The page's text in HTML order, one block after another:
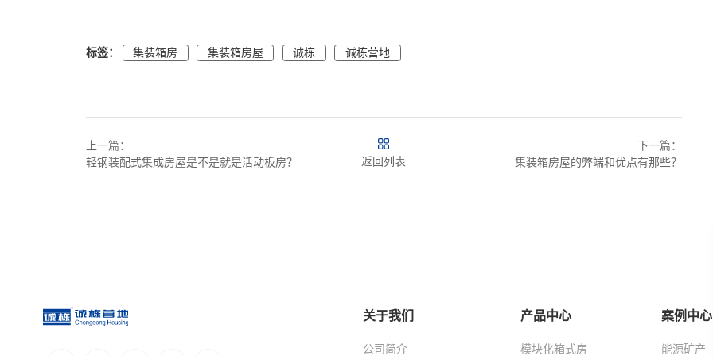
标签： 集装箱房 集装箱房屋 诚栋 诚栋营地
上一篇：
轻钢装配式集成房屋是不是就是活动板房？
返回列表
下一篇：
集装箱房屋的弊端和优点有那些？
关于我们
公司简介
产品中心
模块化箱式房
案例中心
能源矿产